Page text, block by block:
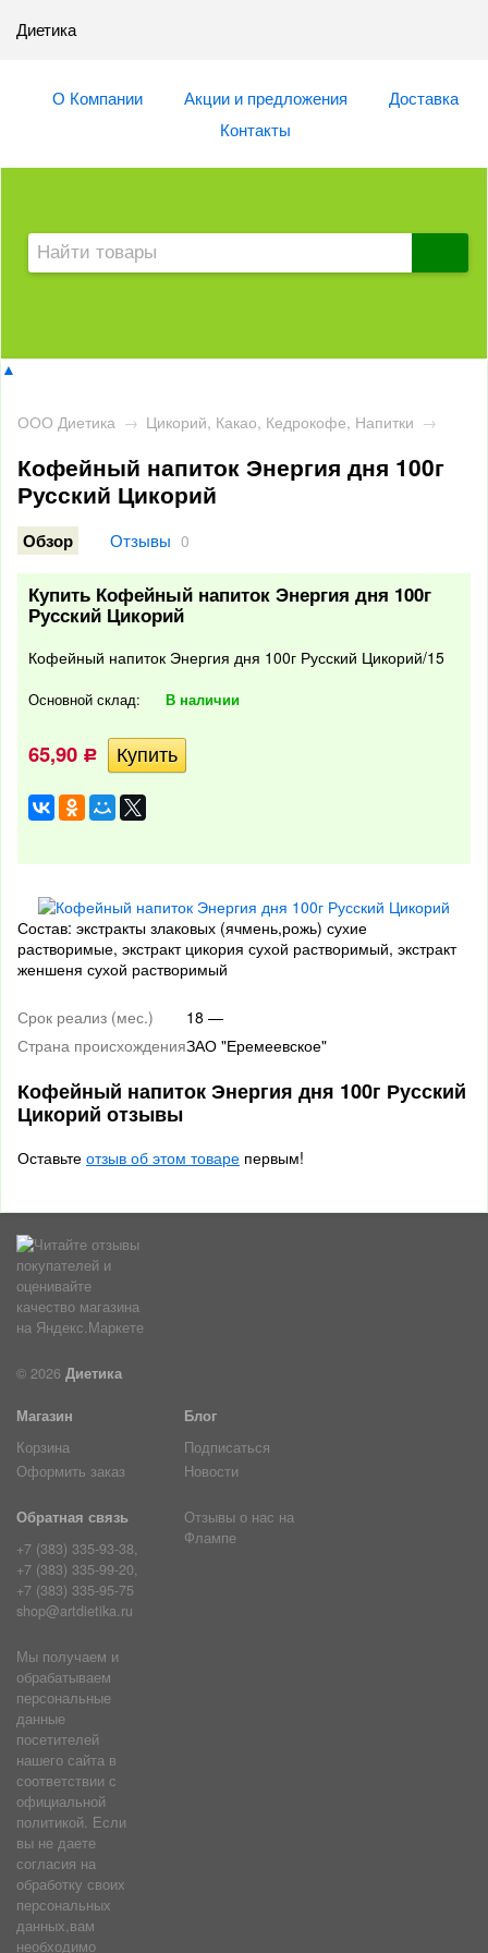
Диетика
О Компании Акции и предложения
Доставка
Контакты
▲
ООО Диетика → Цикорий, Какао, Кедрокофе, Напитки →
Кофейный напиток Энергия дня 100г
Русский Цикорий
Обзор Отзывы 0
Купить Кофейный напиток Энергия дня 100г
Русский Цикорий
Кофейный напиток Энергия дня 100г Русский Цикорий/15
Основной склад: В наличии
65,90 Р
Состав: экстракты злаковых (ячмень,рожь) сухие
растворимые, экстракт цикория сухой растворимый, экстракт
женшеня сухой растворимый
Срок реализ (мес.)
18 —
Страна происхожденияЗАО "Еремеевское"
Кофейный напиток Энергия дня 100г Русский
Цикорий отзывы
Оставьте отзыв об этом товаре первым!
© 2026 Диетика
Магазин
Корзина
Оформить заказ
Блог
Подписаться
Новости
Обратная связь
+7 (383) 335-93-38,
+7 (383) 335-99-20,
+7 (383) 335-95-75
shop@artdietika.ru
Отзывы о нас на
Флампе
Мы получаем и
обрабатываем
персональные
данные
посетителей
нашего сайта в
соответствии с
официальной
политикой. Если
вы не даете
согласия на
обработку своих
персональных
данных,вам
необходимо